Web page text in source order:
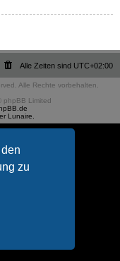
zu
Alle Zeiten sind UTC+02:00
Alle Rechte vorbehalten.
phpBB Limited
Lunaire.